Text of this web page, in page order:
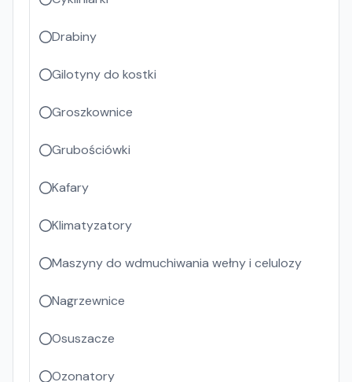
Drabiny
Gilotyny do kostki
Groszkownice
Grubościówki
Kafary
Klimatyzatory
Maszyny do wdmuchiwania wełny i celulozy
Nagrzewnice
Osuszacze
Ozonatory